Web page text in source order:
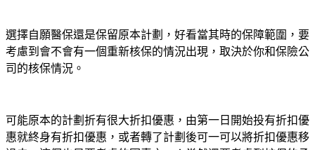
選擇自願醫保還是保留原本計劃，好看當其時的保障範圍，要
考慮到會不會有一個重新核保的情況出現，取決於你和保險公
司的核保情況。
可能原本的計劃折有很大折扣優惠，由第一日開始投有折扣優
惠就終身有折扣優惠，或者轉了計劃後可一可以將折扣優惠移